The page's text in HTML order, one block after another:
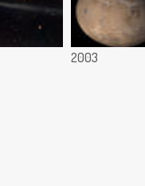
2003